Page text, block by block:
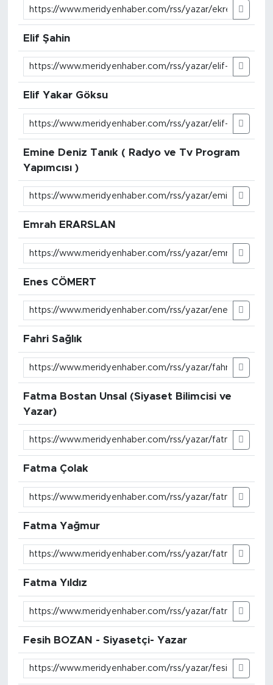
Elif Şahin
Elif Yakar Göksu
Emine Deniz Tanık ( Radyo ve Tv Program
Yapımcısı )
Emrah ERARSLAN
Enes CÖMERT
Fahri Sağlık
Fatma Bostan Unsal (Siyaset Bilimcisi ve
Yazar)
Fatma Çolak
Fatma Yağmur
Fatma Yıldız
Fesih BOZAN - Siyasetçi- Yazar